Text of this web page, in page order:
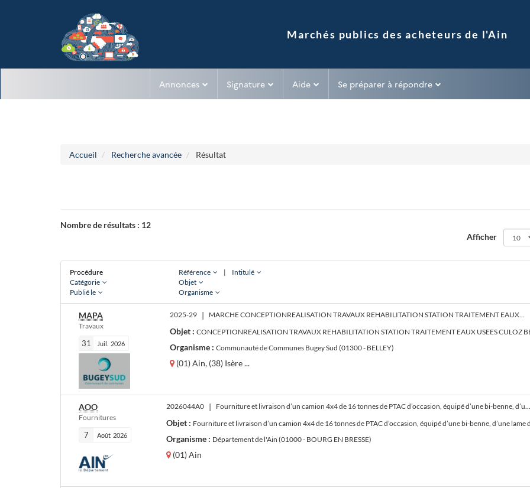
Annonces Signature Aide Se préparer à répondre
Accueil Recherche avancée Résultat
Nombre de résultats : 12
Afficher
Procédure
Catégorie
Publié le
Référence |
Intitulé
Objet
Organisme
MAPA
Travaux
31 Juil. 2026
2025-29 | MARCHE CONCEPTIONREALISATION TRAVAUX REHABILITATION STATION TRAITEMENT EAUX USEES CULOZ BEON
Objet : CONCEPTIONREALISATION TRAVAUX REHABILITATION STATION TRAITEMENT EAUX USEES CULOZ
Organisme : Communauté de Communes Bugey Sud (01300 - BELLEY)
(01) Ain, (38) Isère...
AOO
Fournitures
7 Août 2026
2026044A0 | Fourniture et livraison d’un camion 4x4 de 16 tonnes de PTAC d’occasion, équipé d’une bi-benne, d’une lame de déneigement e
Objet : Fourniture et livraison d’un camion 4x4 de 16 tonnes de PTAC d’occasion, équipé d’une bi-benne, d’une lame de déneigement
Organisme : Département de l'Ain (01000 - BOURG EN BRESSE)
(01) Ain